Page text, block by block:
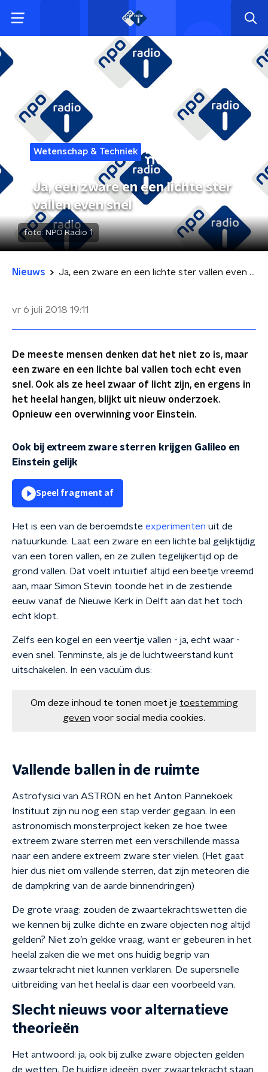
Wetenschap & Techniek
Ja, een zware en een lichte ster
vallen even snel
foto: NPO Radio 1
Nieuws Ja, een zware en een lichte ster vallen even snel
vr 6 juli 2018 19:11
De meeste mensen denken dat het niet zo is, maar
een zware en een lichte bal vallen toch echt even
snel. Ook als ze heel zwaar of licht zijn, en ergens in
het heelal hangen, blijkt uit nieuw onderzoek.
Opnieuw een overwinning voor Einstein.
Ook bij extreem zware sterren krijgen Galileo en
Einstein gelijk
Speel fragment af
Het is een van de beroemdste experimenten uit de
natuurkunde. Laat een zware en een lichte bal gelijktijdig
van een toren vallen, en ze zullen tegelijkertijd op de
grond vallen. Dat voelt intuïtief altijd een beetje vreemd
aan, maar Simon Stevin toonde het in de zestiende
eeuw vanaf de Nieuwe Kerk in Delft aan dat het toch
echt klopt.
Zelfs een kogel en een veertje vallen - ja, echt waar -
even snel. Tenminste, als je de luchtweerstand kunt
uitschakelen. In een vacuüm dus:
Om deze inhoud te tonen moet je toestemming
geven voor social media cookies.
Vallende ballen in de ruimte
Astrofysici van ASTRON en het Anton Pannekoek
Instituut zijn nu nog een stap verder gegaan. In een
astronomisch monsterproject keken ze hoe twee
extreem zware sterren met een verschillende massa
naar een andere extreem zware ster vielen. (Het gaat
hier dus niet om vallende sterren, dat zijn meteoren die
de dampkring van de aarde binnendringen)
De grote vraag: zouden de zwaartekrachtswetten die
we kennen bij zulke dichte en zware objecten nog altijd
gelden? Niet zo’n gekke vraag, want er gebeuren in het
heelal zaken die we met ons huidig begrip van
zwaartekracht niet kunnen verklaren. De supersnelle
uitbreiding van het heelal is daar een voorbeeld van.
Slecht nieuws voor alternatieve
theorieën
Het antwoord: ja, ook bij zulke zware objecten gelden
de wetten. De huidige ideeën over zwaartekracht staan